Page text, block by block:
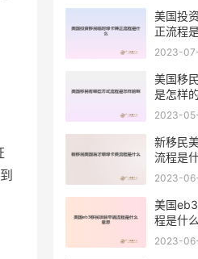
美国投
正流程
2023-
美国移
是怎样
2023-
新移民
流程是
2023-
美国
程是什
2023-